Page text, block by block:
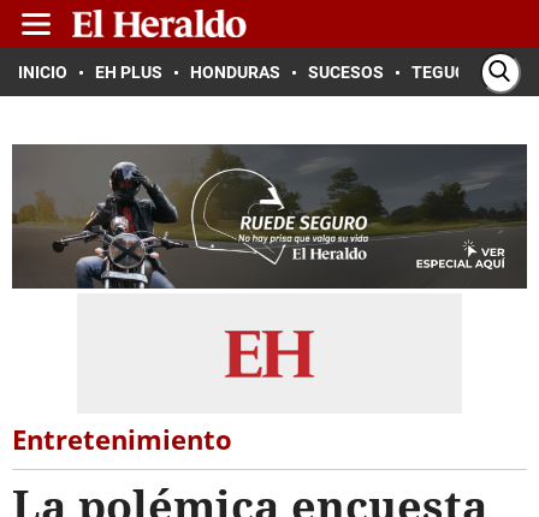
INICIO EH PLUS HONDURAS SUCESOS TEGUCIGALPA
Entretenimiento